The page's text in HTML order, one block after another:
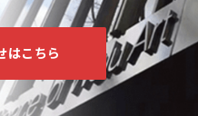
はこちら